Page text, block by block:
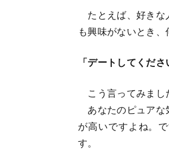
たとえば、好きな
も興味がないとき
「デートしてくださ
こう言ってみまし
あなたのピュアな
が高いですよね。
す。